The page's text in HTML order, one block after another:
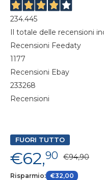
234.445
Il totale delle recensioni
Recensioni Feedaty
1177
Recensioni Ebay
233268
Recensioni
FUORI TUTTO
€62,90 €94,90
Risparmio: €32,00